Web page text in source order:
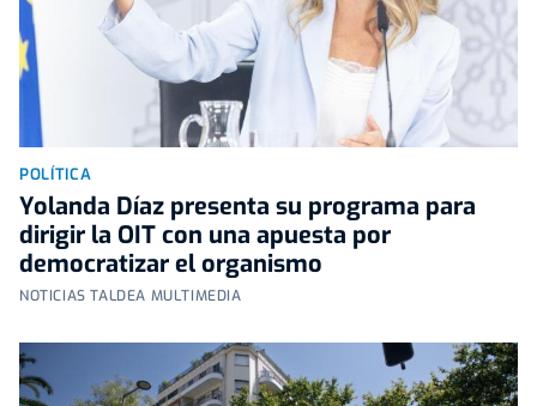
POLÍTICA
Yolanda Díaz presenta su programa para
dirigir la OIT con una apuesta por
democratizar el organismo
NOTICIAS TALDEA MULTIMEDIA